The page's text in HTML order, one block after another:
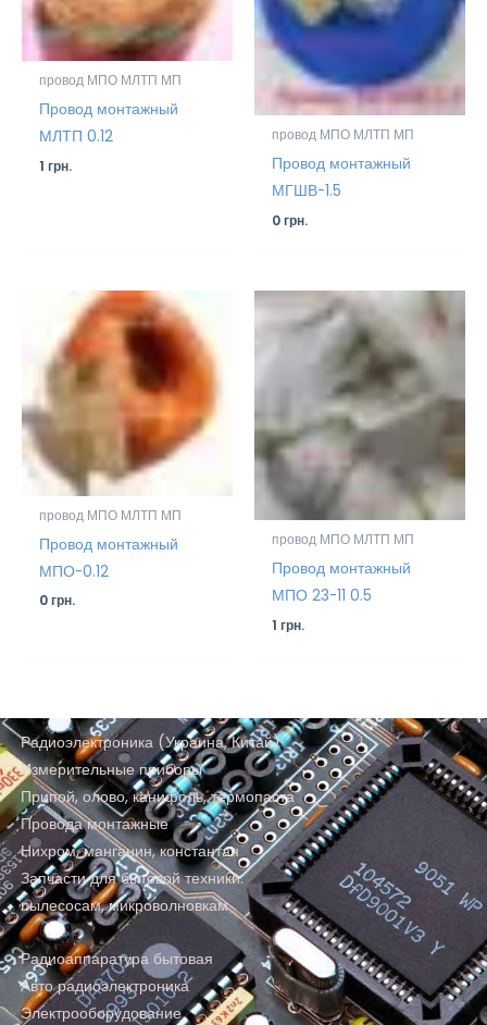
провод МПО МЛТП МП
Провод монтажный
МЛТП 0.12
1грн.
провод МПО МЛТП МП
Провод монтажный
МГШВ-1.5
0грн.
провод МПО МЛТП МП
Провод монтажный
МПО-0.12
0грн.
провод МПО МЛТП МП
Провод монтажный
МПО 23-11 0.5
1грн.
Радиоэлектроника (Украина, Китай)
Измерительные приборы
Припой, олово, канифоль, термопаста
Провода монтажные
Нихром, манганин, константан
Запчасти для бытовой техники:
пылесосам, микроволновкам
Радиоаппаратура бытовая
Авто радиоэлектроника
Электрооборудование